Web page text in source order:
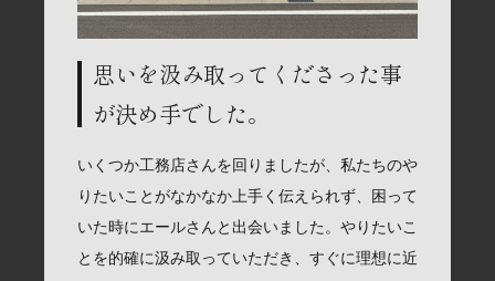
思いを汲み取ってくださった事
が決め手でした。
いくつか工務店さんを回りましたが、私たちのや
りたいことがなかなか上手く伝えられず、困って
いた時にエールさんと出会いました。やりたいこ
とを的確に汲み取っていただき、すぐに理想に近